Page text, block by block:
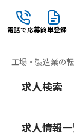
電話で応募簡単登録
工場・製造業の
求人検索
求人情報一